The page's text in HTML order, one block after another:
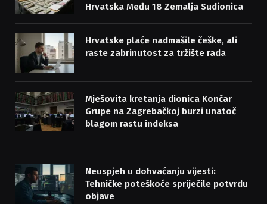
Hrvatska Među 18 Zemalja Sudionica
Hrvatske plaće nadmašile češke, ali
raste zabrinutost za tržište rada
Mješovita kretanja dionica Končar
Grupe na Zagrebačkoj burzi unatoč
blagom rastu indeksa
Neuspjeh u dohvaćanju vijesti:
Tehničke poteškoće spriječile potvrdu
objave